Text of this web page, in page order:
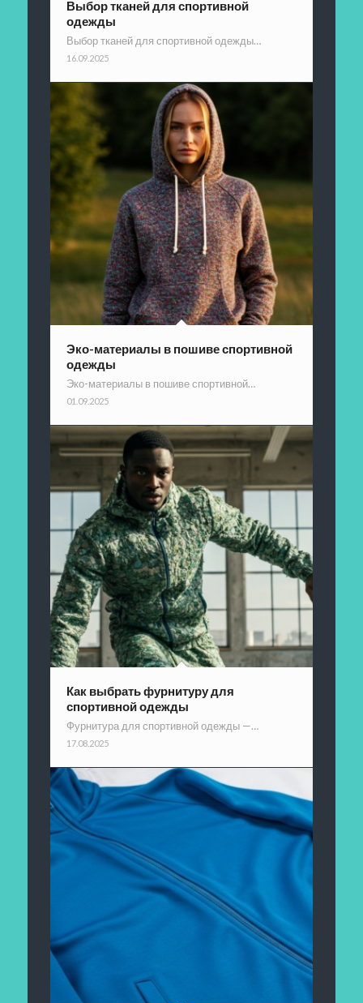
Выбор тканей для спортивной
одежды
Выбор тканей для спортивной одежды…
16.09.2025
Эко-материалы в пошиве спортивной
одежды
Эко-материалы в пошиве спортивной…
01.09.2025
Как выбрать фурнитуру для
спортивной одежды
Фурнитура для спортивной одежды —…
17.08.2025